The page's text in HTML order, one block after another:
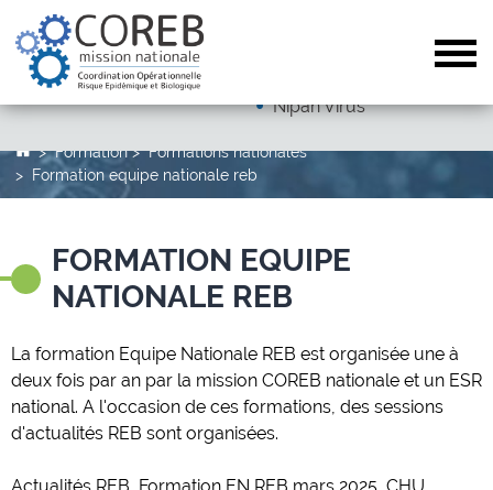
Arboviroses (hors dengue)
Nipah Virus
Formation
Formations nationales
Formation equipe nationale reb
FORMATION EQUIPE
NATIONALE REB
La formation Equipe Nationale REB est organisée une à
deux fois par an par la mission COREB nationale et un ESR
national. A l'occasion de ces formations, des sessions
d'actualités REB sont organisées.